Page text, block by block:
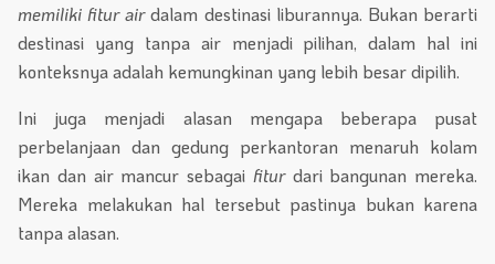
memiliki fitur airdalam destinasi liburannya. Bukan berarti
destinasi yang tanpa air menjadi pilihan, dalam hal ini
konteksnya adalah kemungkinan yang lebih besar dipilih.
Ini juga menjadi alasan mengapa beberapa pusat
perbelanjaan dan gedung perkantoran menaruh kolam
ikan dan air mancur sebagai fiturdari bangunan mereka.
Mereka melakukan hal tersebut pastinya bukan karena
tanpa alasan.